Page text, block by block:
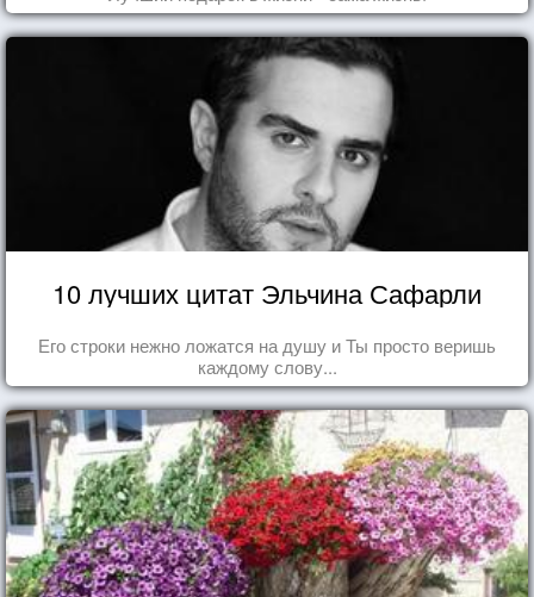
10 лучших цитат Эльчина Сафарли
Его строки нежно ложатся на душу и Ты просто веришь
каждому слову...